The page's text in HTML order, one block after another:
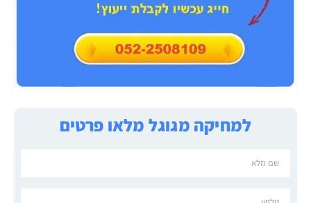
למחיקה מגוגל מלאו פרטים